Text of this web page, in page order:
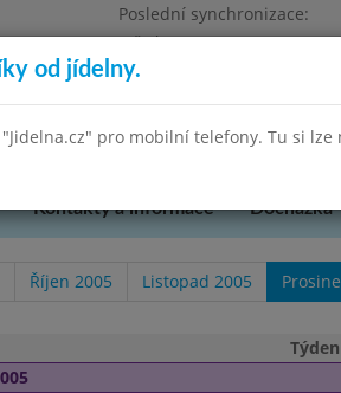
Poslední synchronizace:
Středa 29.7.2026 9:58
Omezení objednávek
Praha 3, K Lučinám 18/2500
Kontakty a informace Docházka
Říjen 2005 Listopad 2005
od jídelny.
pro mobilní telefony. Tu si